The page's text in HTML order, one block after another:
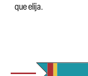
que elija.